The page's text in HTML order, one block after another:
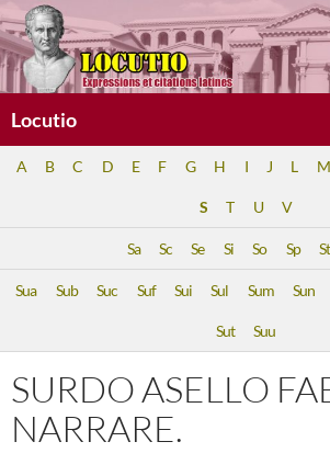
Aller
au
contenu
Locutio
A B C D E F G H I J L M
S T U V
Sa Sc Se Si So Sp St
Sua Sub Suc Suf Sui Sul Sum Sun
Sut Suu
SURDO ASELLO
NARRARE.